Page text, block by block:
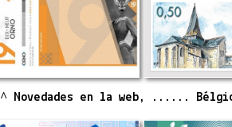
^ Novedades en la web, ......